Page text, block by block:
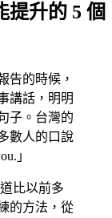
提升的 5 個
告的時候，
講話，明明
子。台灣的
數人的口說
」
比以前多
的方法，從